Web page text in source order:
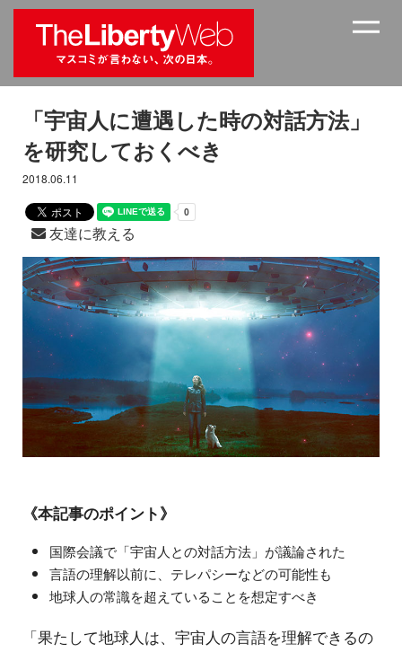
「宇宙人に遭遇した時の対話方法」
を研究しておくべき
2018.06.11
友達に教える
《本記事のポイント》
国際会議で「宇宙人との対話方法」が議論された
言語の理解以前に、テレパシーなどの可能性も
地球人の常識を超えていることを想定すべき
「果たして地球人は、宇宙人の言語を理解できるの